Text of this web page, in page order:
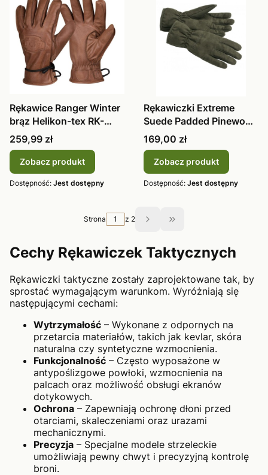
Rękawice Ranger Winter
brąz Helikon-tex RK-
RGW-LE
Cena
259,99 zł
Zobacz produkt
Dostępność: Jest dostępny
Rękawiczki Extreme
Suede Padded Pinewood
z membran
Cena
169,00 zł
Zobacz produkt
Dostępność: Jest dostępny
Strona z 2 Przejdź do ostatniej
Cechy Rękawiczek Taktycznych
Rękawiczki taktyczne zostały zaprojektowane tak, by
sprostać wymagającym warunkom. Wyróżniają się
następującymi cechami:
Wytrzymałość – Wykonane z odpornych na
przetarcia materiałów, takich jak kevlar, skóra
naturalna czy syntetyczne wzmocnienia.
Funkcjonalność – Często wyposażone w
antypoślizgowe powłoki, wzmocnienia na
palcach oraz możliwość obsługi ekranów
dotykowych.
Ochrona – Zapewniają ochronę dłoni przed
otarciami, skaleczeniami oraz urazami
mechanicznymi.
Precyzja – Specjalne modele strzeleckie
umożliwiają pewny chwyt i precyzyjną kontrolę
broni.